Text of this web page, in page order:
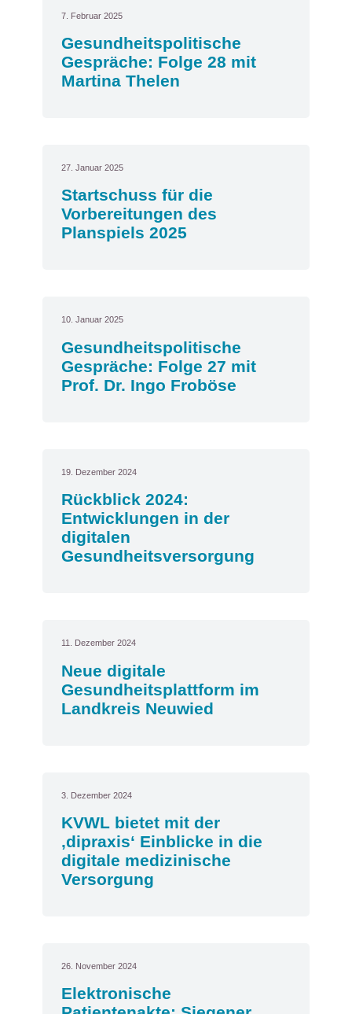
7. Februar 2025
Gesundheitspolitische
Gespräche: Folge 28 mit
Martina Thelen
27. Januar 2025
Startschuss für die
Vorbereitungen des
Planspiels 2025
10. Januar 2025
Gesundheitspolitische
Gespräche: Folge 27 mit
Prof. Dr. Ingo Froböse
19. Dezember 2024
Rückblick 2024:
Entwicklungen in der
digitalen
Gesundheitsversorgung
11. Dezember 2024
Neue digitale
Gesundheitsplattform im
Landkreis Neuwied
3. Dezember 2024
KVWL bietet mit der
‚dipraxis‘ Einblicke in die
digitale medizinische
Versorgung
26. November 2024
Elektronische